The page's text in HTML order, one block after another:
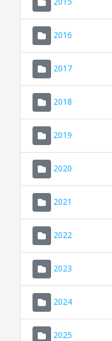
2016
2017
2018
2019
2020
2021
2022
2023
2024
2025